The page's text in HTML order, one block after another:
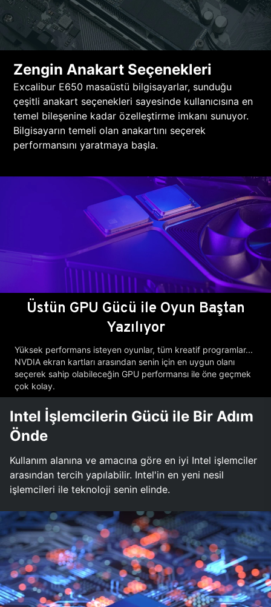
Zengin Anakart Seçenekleri
Excalibur E650 masaüstü bilgisayarlar, sunduğu
çeşitli anakart seçenekleri sayesinde kullanıcısına en
temel bileşenine kadar özelleştirme imkanı sunuyor.
Bilgisayarın temeli olan anakartını seçerek
performansını yaratmaya başla.
Üstün GPU Gücü ile Oyun Baştan
Yazılıyor
Yüksek performans isteyen oyunlar, tüm kreatif programlar...
NVDIA ekran kartları arasından senin için en uygun olanı
seçerek sahip olabileceğin GPU performansı ile öne geçmek
çok kolay.
Intel İşlemcilerin Gücü ile Bir Adım
Önde
Kullanım alanına ve amacına göre en iyi Intel işlemciler
arasından tercih yapılabilir. Intel'in en yeni nesil
işlemcileri ile teknoloji senin elinde.